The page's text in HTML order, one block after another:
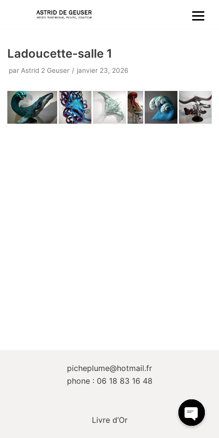
contenu
Ladoucette-salle 1
par Astrid 2 Geuser janvier 23, 2026
picheplume@hotmail.fr
phone : 06 18 83 16 48
Livre d’Or